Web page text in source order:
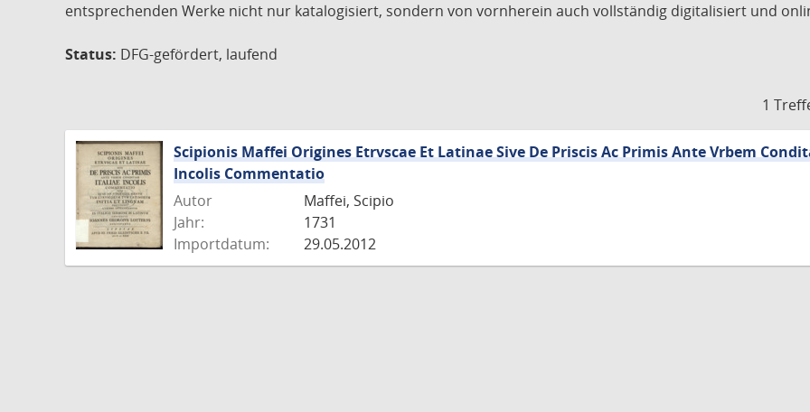
entsprechenden Werke nicht nur katalogisiert, sondern von vornherein auch vollständig digitalisiert und
Status: DFG-gefördert, laufend
1
Scipionis Maffei Origines Etrvscae Et Latinae Sive De Priscis Ac Primis Ante Vrbem
Incolis Commentatio
Autor
Maffei, Scipio
Jahr:
1731
Importdatum:
29.05.2012